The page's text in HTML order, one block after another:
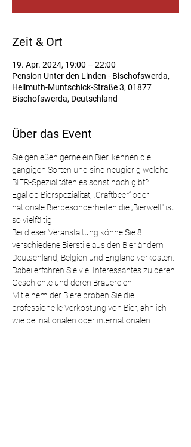
Zeit & Ort
19. Apr. 2024, 19:00 – 22:00
Pension Unter den Linden - Bischofswerda,
Hellmuth-Muntschick-Straße 3, 01877
Bischofswerda, Deutschland
Über das Event
Sie genießen gerne ein Bier, kennen die
gängigen Sorten und sind neugierig welche
BIER-Spezialitäten es sonst noch gibt?
Egal ob Bierspezialität, „Craftbeer“ oder
nationale Bierbesonderheiten die „Bierwelt“ ist
so vielfältig.
Bei dieser Veranstaltung könne Sie 8
verschiedene Bierstile aus den Bierländern
Deutschland, Belgien und England verkosten.
Dabei erfahren Sie viel Interessantes zu deren
Geschichte und deren Brauereien.
Mit einem der Biere proben Sie die
professionelle Verkostung von Bier, ähnlich
wie bei nationalen oder internationalen